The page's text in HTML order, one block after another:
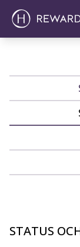
STATUS